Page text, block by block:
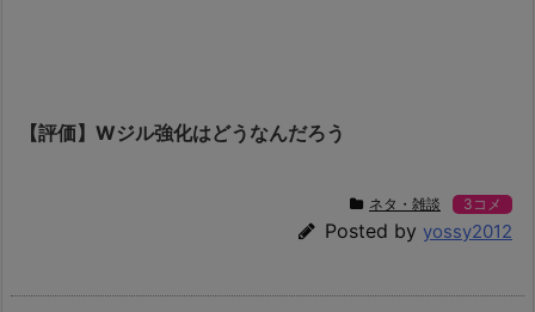
【評価】Wジル強化はどうなんだろう
ネタ・雑談 3コメ
Posted by yossy2012